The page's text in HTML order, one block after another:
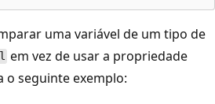
uma variável de um tipo de
em vez de usar a propriedade
o seguinte exemplo: